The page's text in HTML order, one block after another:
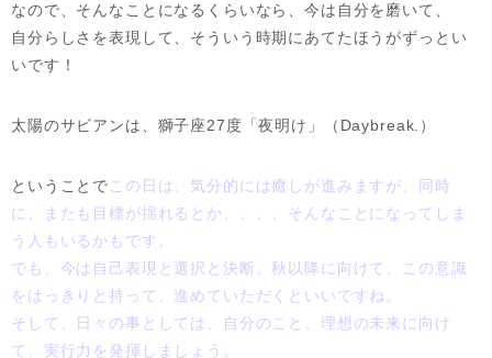
なので、そんなことになるくらいなら、今は自分を磨いて、
自分らしさを表現して、そういう時期にあてたほうがずっとい
いです！
太陽のサビアンは、獅子座27度「夜明け」（Daybreak.）
ということで この日は、気分的には癒しが進みますが、同時
に、またも目標が揺れるとか、、、、そんなことになってしま
う人もいるかもです。
でも、今は自己表現と選択と決断。秋以降に向けて、この意識
をはっきりと持って、進めていただくといいですね。
そして、日々の事としては、自分のこと、理想の未来に向け
て、実行力を発揮しましょう。